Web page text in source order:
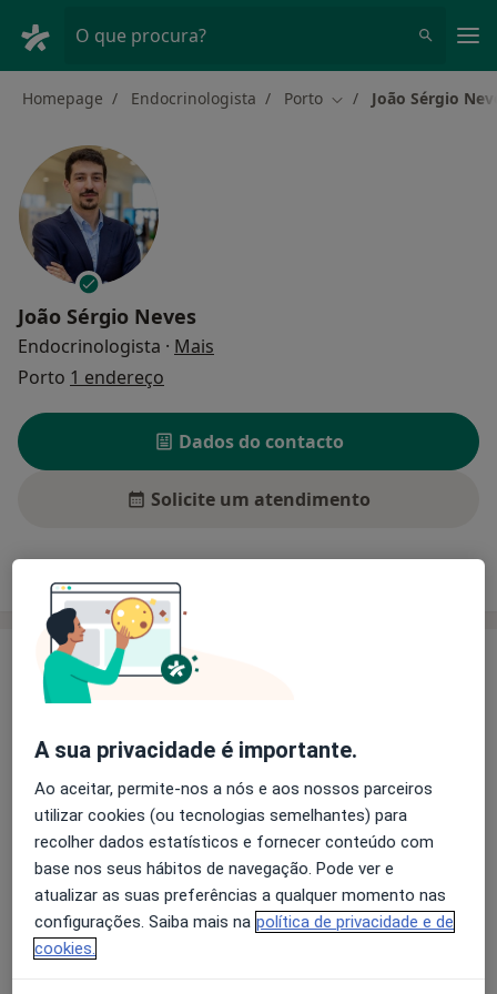
O que procura?
Homepage Endocrinologista Porto Mudar de cidade
João Sérgio
João Sérgio Neves
Endocrinologista · Mais
Porto 1 endereço
Dados do contacto
Solicite um atendimento
Experiência Preços
Experiência
RESUMO CURRICULAR:
de São João.
Docente e Investigador na Faculdade de Medicina da
Universidade do Porto nas áreas da Fisiologia,
Fisiopatologia e Endocrinologia.
Vice-presidente do Conselho Pedagógico da Faculdade
de Medicina da Universidade do Porto.
Estágio no Brigham & Women's Hospital / Harvard
Medical School, Estados Unidos da América (2019).
Autor de mais de 300 trabalhos apresentados em
maisSobre mim
Principais doenças tratadas
Doenças da Tiroide
A sua privacidade é importante.
Ao aceitar, permite-nos a nós e aos nossos parceiros
utilizar cookies (ou tecnologias semelhantes) para
recolher dados estatísticos e fornecer conteúdo com
base nos seus hábitos de navegação. Pode ver e
atualizar as suas preferências a qualquer momento nas
configurações. Saiba mais na política de privacidade e de
cookies.